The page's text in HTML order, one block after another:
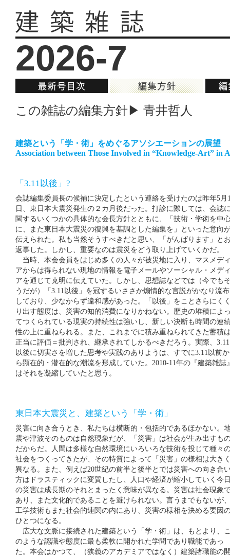
2026-7
この雑誌の編集方針▶ 青井哲人
建築という「学・術」をめぐるアソシエーションの展望
Association between Those Involved in “Knowledge-Art” in
「3.11以後」?
会誌編集委員長の候補に決定したという連絡を受けたのは昨年5月
日、東日本大震災発生の２カ月後だった。打診に際しては、会誌
関するいくつかの具体的な会長方針とともに、「技術・学術を中
に、また東日本大震災の復興を基調とした編集を」といった意向
伝えられた。私も当然そうすべきだと思い、「がんばります」と
返事した。しかし、重要なのは震災をどう取り上げていくかだ。
当時、本会会員をはじめ多くの人々が被災地に入り、マスメデ
アからは得られない現地の情報を電子メールやソーシャル・メデ
アを通じて克明に伝えていた。しかし、思想誌などでは（今でも
うだが）「3.11以後」を冠するいささか煽情的な言説がかなり流布
しており、少なからず違和感があった。「以後」をことさらにく
り出す態度は、災害の知的消費になりかねない。歴史の堆積によ
てつくられている現実の持続性は強いし、新しい決断も時間の連
性の上に重ねられる。また、これまでに積み重ねられてきた蓄積
正当に評価＝批判され、継承されてしかるべきだろう。実際、3.11
以後に切実さを増した思考や実践のありようは、すでに3.11以前か
ら顕在的・潜在的な潮流を形成していた。2010-11年の『建築雑誌
はそれを凝縮していたと思う。
東日本大震災と、建築という「学・術」
災害に向き合うとき、私たちは横断的・包括的であるほかない。
震や津波そのものは自然現象だが、「災害」は社会が生み出すも
だからだ。人間は多様な自然環境にいろいろな技術を投じて種々
社会をつくってきたが、その特質によって「災害」の様相は大き
異なる。また、例えば20世紀の前半と後半とでは災害への向き合
方はドラスティックに変質したし、人口や経済が縮小していく今
の災害は成長期のそれとまったく意味が異なる。災害は社会現象
あり、また文化的であることを避けられない。言うまでもないが
工学技術もまた社会的連関の内にあり、災害の様相を決める要因
ひとつになる。
広大な文脈に接続された建築という「学・術」は、もとより、
のような認識や態度に最も柔軟に開かれた学問であり職能であっ
た。本会はかつて、（狭義のアカデミアではなく）建築諸職能の